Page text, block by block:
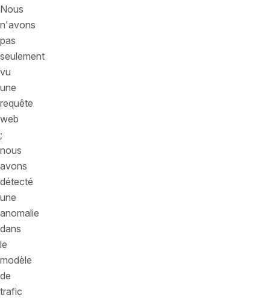
Nous
n'avons
pas
seulement
vu
une
requête
web
;
nous
avons
détecté
une
anomalie
dans
le
modèle
de
trafic